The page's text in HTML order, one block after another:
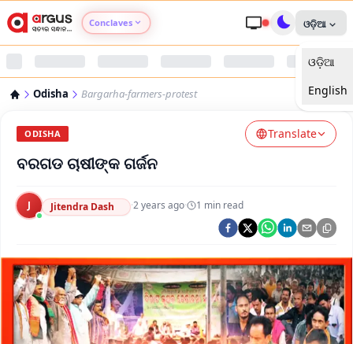
Conclaves
Argus Nari Shakti
Argus Swaad Odisha
Argus Chalo Dekhein Apna Desh
ଓଡ଼ିଆ
ଓଡ଼ିଆ
English
Odisha Bargarha-farmers-protest
ODISHA Translate
ବରଗଡ ଚାଷୀଙ୍କ ଗର୍ଜନ
J Jitendra Dash ·2 years ago· 1 min read